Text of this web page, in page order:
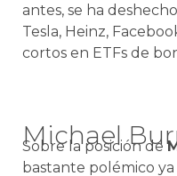
antes, se ha
Tesla, Heinz,
cortos en ETFs de
Michael
Sobre la posición de
bastante polémico